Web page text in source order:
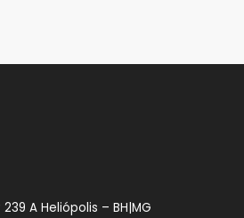
A Heliópolis – BH|MG